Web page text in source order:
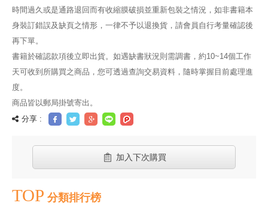
時間過久或是通路退回而有收縮膜破損並重新包裝之情況，如非書籍本
身裝訂錯誤及缺頁之情形，一律不予以退換貨，請會員自行考量確認後
再下單。
書籍於確認款項後立即出貨。如遇缺書狀況則需調書，約10~14個工作
天可收到所購買之商品，您可透過查詢交易資料，隨時掌握目前處理進
度。
商品皆以郵局掛號寄出。
分享 :
加入下次購買
TOP 分類排行榜